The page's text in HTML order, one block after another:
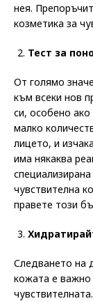
нея.
козметика за
Тест за
От голямо
към всеки нов
си, особено
малко
лицето, и
има някаква
чувствителна
правете този
Следването на
кожата е важно